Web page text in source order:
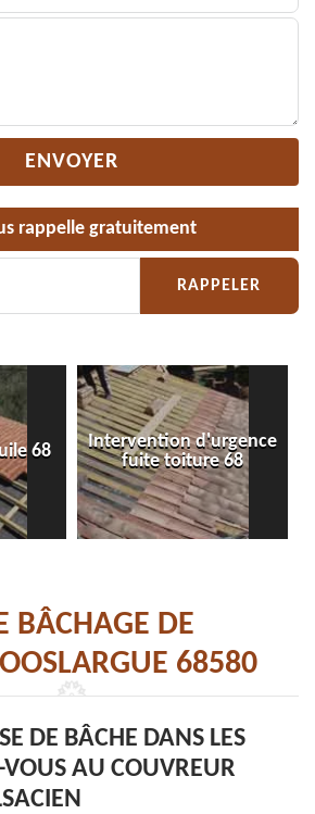
rappelle gratuitement
68
Intervention d'urgence
fuite toiture 68
BÂCHAGE DE
68580
DE BÂCHE DANS LES
AU COUVREUR